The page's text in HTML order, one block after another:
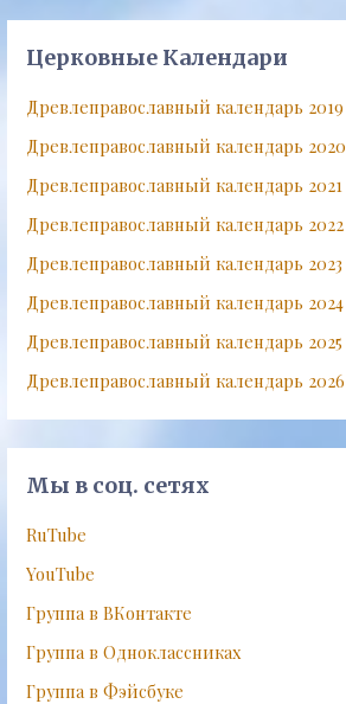
Церковные Календари
Древлеправославный календарь 2019
Древлеправославный календарь 2020
Древлеправославный календарь 2021
Древлеправославный календарь 2022
Древлеправославный календарь 2023
Древлеправославный календарь 2024
Древлеправославный календарь 2025
Древлеправославный календарь 2026
Мы в соц. сетях
RuTube
YouTube
Группа в ВКонтакте
Группа в Одноклассниках
Группа в Фэйсбуке